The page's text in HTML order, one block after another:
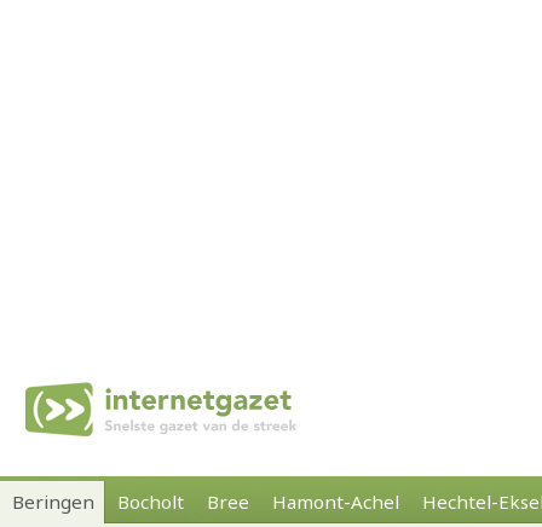
Beringen Bocholt Bree Hamont-Achel Hechtel-